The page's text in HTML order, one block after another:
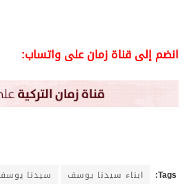
انضم إلى قناة زمان على واتساب:
Tags: ابناء سيدنا يوسف سيدنا يوسف